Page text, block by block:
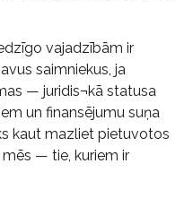
vajadzībām ir
saimniekus, ja
— juridis¬kā statusa
un finansējumu suņa
kaut mazliet pietuvotos
— tie, kuriem ir